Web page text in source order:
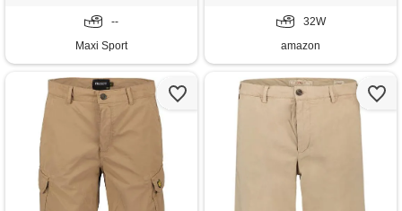
--
Maxi Sport
32W
amazon